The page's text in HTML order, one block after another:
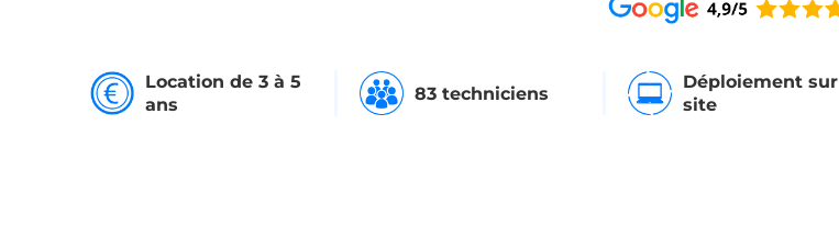
Location de 3 à 5
ans
83 techniciens
Déploiement sur
site